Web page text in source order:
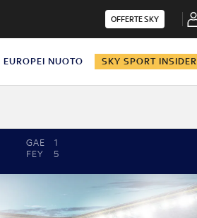
OFFERTE SKY
EUROPEI NUOTO SKY SPORT INSIDER
GAE
1
FEY
5